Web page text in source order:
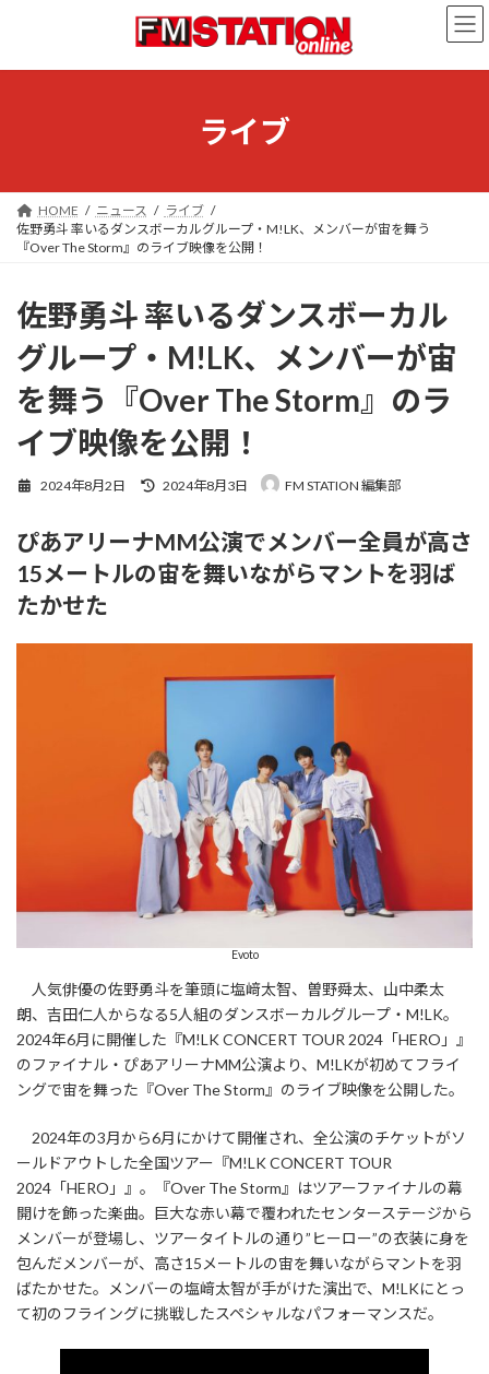
ン
ー
ライブ
HOME ニュース
ライブ
佐野勇斗 率いるダンスボーカルグループ・M!LK、メンバーが宙を舞う
『Over The Storm』のライブ映像を公開！
佐野勇斗 率いるダンスボーカル
グループ・M!LK、メンバーが宙
を舞う『Over The Storm』のラ
イブ映像を公開！
2024年8月2日
最
新
日
時
2024年8月3日 FM STATION 編集部
ぴあアリーナMM公演でメンバー全員が高さ
15メートルの宙を舞いながらマントを羽ば
たかせた
Evoto
人気俳優の佐野勇斗を筆頭に塩﨑太智、曽野舜太、山中柔太
朗、吉田仁人からなる5人組のダンスボーカルグループ・M!LK。
2024年6月に開催した『M!LK CONCERT TOUR 2024「HERO」』
のファイナル・ぴあアリーナMM公演より、M!LKが初めてフライ
ングで宙を舞った『Over The Storm』のライブ映像を公開した。
2024年の3月から6月にかけて開催され、全公演のチケットがソ
ールドアウトした全国ツアー『M!LK CONCERT TOUR
2024「HERO」』。『Over The Storm』はツアーファイナルの幕
開けを飾った楽曲。巨大な赤い幕で覆われたセンターステージから
メンバーが登場し、ツアータイトルの通り”ヒーロー”の衣装に身を
包んだメンバーが、高さ15メートルの宙を舞いながらマントを羽
ばたかせた。メンバーの塩﨑太智が手がけた演出で、M!LKにとっ
て初のフライングに挑戦したスペシャルなパフォーマンスだ。